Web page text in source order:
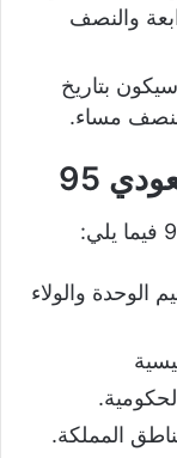
الرابعة والنصف
بتاريخ
95
الوحدة والولاء
المملكة.